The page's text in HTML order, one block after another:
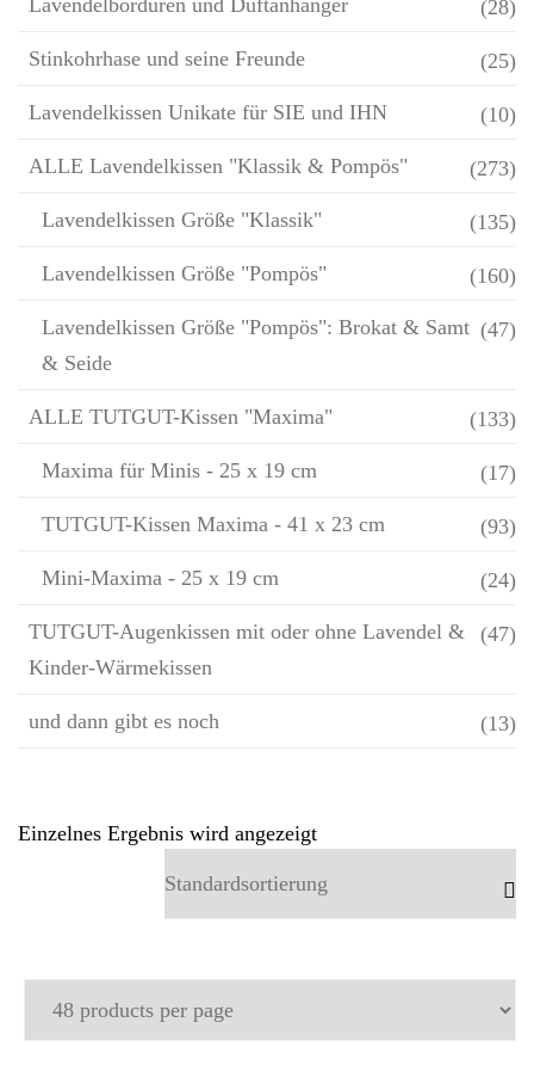
Lavendelbordüren und Duftanhänger (28)
Stinkohrhase und seine Freunde (25)
Lavendelkissen Unikate für SIE und IHN (10)
ALLE Lavendelkissen "Klassik & Pompös" (273)
Lavendelkissen Größe "Klassik" (135)
Lavendelkissen Größe "Pompös" (160)
Lavendelkissen Größe "Pompös": Brokat & Samt
& Seide
(47)
ALLE TUTGUT-Kissen "Maxima" (133)
Maxima für Minis - 25 x 19 cm (17)
TUTGUT-Kissen Maxima - 41 x 23 cm (93)
Mini-Maxima - 25 x 19 cm (24)
TUTGUT-Augenkissen mit oder ohne Lavendel &
Kinder-Wärmekissen
(47)
und dann gibt es noch (13)
Einzelnes Ergebnis wird angezeigt